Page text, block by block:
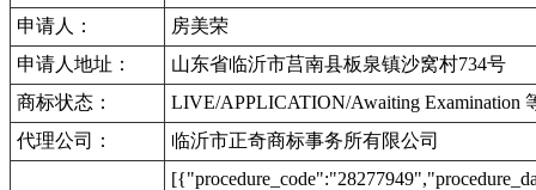
申请人：
房美荣
申请人地址：
山东省临沂市莒南县板泉镇沙窝村734号
商标状态：
LIVE/APPLICATION/Awaiting Examination
代理公司：
临沂市正奇商标事务所有限公司